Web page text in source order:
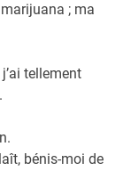
; ma
tellement
bénis-moi de